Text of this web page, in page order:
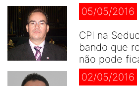
05/05/2016
CPI na
bando que
não pode
02/05/2016